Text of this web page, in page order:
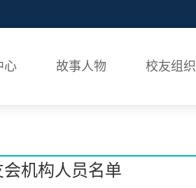
心 故事人物 校友组织
会机构人员名单